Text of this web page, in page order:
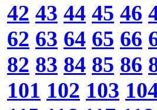
42 43 44 45 46
62 63 64 65 66
82 83 84 85 86
101 102 103